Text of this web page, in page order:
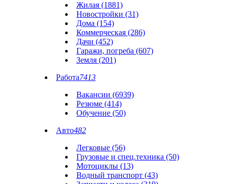
Жилая (1881)
Новостройки (31)
Дома (154)
Коммерческая (286)
Дачи (452)
Гаражи, погреба (607)
Земля (201)
Работа7413
Вакансии (6939)
Резюме (414)
Обучение (50)
Авто482
Легковые (56)
Грузовые и спец.техника (50)
Мотоциклы (13)
Водный транспорт (43)